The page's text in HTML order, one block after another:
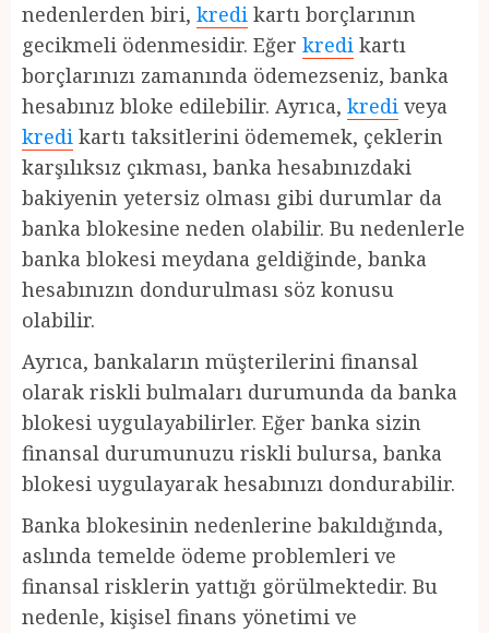
nedenlerden biri, kredi kartı borçlarının
gecikmeli ödenmesidir. Eğer kredi kartı
borçlarınızı zamanında ödemezseniz, banka
hesabınız bloke edilebilir. Ayrıca, kredi veya
kredi kartı taksitlerini ödememek, çeklerin
karşılıksız çıkması, banka hesabınızdaki
bakiyenin yetersiz olması gibi durumlar da
banka blokesine neden olabilir. Bu nedenlerle
banka blokesi meydana geldiğinde, banka
hesabınızın dondurulması söz konusu
olabilir.
Ayrıca, bankaların müşterilerini finansal
olarak riskli bulmaları durumunda da banka
blokesi uygulayabilirler. Eğer banka sizin
finansal durumunuzu riskli bulursa, banka
blokesi uygulayarak hesabınızı dondurabilir.
Banka blokesinin nedenlerine bakıldığında,
aslında temelde ödeme problemleri ve
finansal risklerin yattığı görülmektedir. Bu
nedenle, kişisel finans yönetimi ve